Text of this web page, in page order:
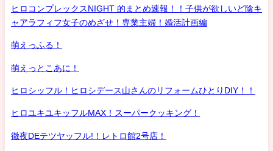
ヒロコンプレックスNIGHT 的まとめ速報！！子供が欲しいど陰キ
ャアラフィフ女子のめざせ！専業主婦！婚活計画編
萌えっふる！
萌えっとこあに！
ヒロシッフル！ヒロシデース山さんのリフォームひとりDIY！！
ヒロユキユキッフルMAX！スーパークッキング！
徹夜DEテツヤッフル!！レトロ館2号店！